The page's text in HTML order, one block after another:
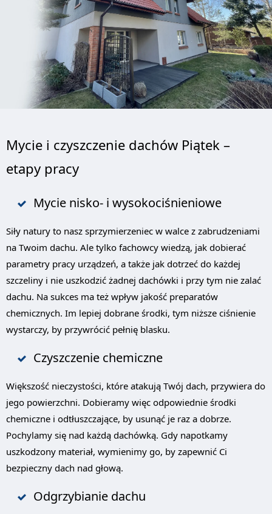
Mycie i czyszczenie dachów Piątek –
etapy pracy
Mycie nisko- i wysokociśnieniowe
Siły natury to nasz sprzymierzeniec w walce z zabrudzeniami
na Twoim dachu. Ale tylko fachowcy wiedzą, jak dobierać
parametry pracy urządzeń, a także jak dotrzeć do każdej
szczeliny i nie uszkodzić żadnej dachówki i przy tym nie zalać
dachu. Na sukces ma też wpływ jakość preparatów
chemicznych. Im lepiej dobrane środki, tym niższe ciśnienie
wystarczy, by przywrócić pełnię blasku.
Czyszczenie chemiczne
Większość nieczystości, które atakują Twój dach, przywiera do
jego powierzchni. Dobieramy więc odpowiednie środki
chemiczne i odtłuszczające, by usunąć je raz a dobrze.
Pochylamy się nad każdą dachówką. Gdy napotkamy
uszkodzony materiał, wymienimy go, by zapewnić Ci
bezpieczny dach nad głową.
Odgrzybianie dachu